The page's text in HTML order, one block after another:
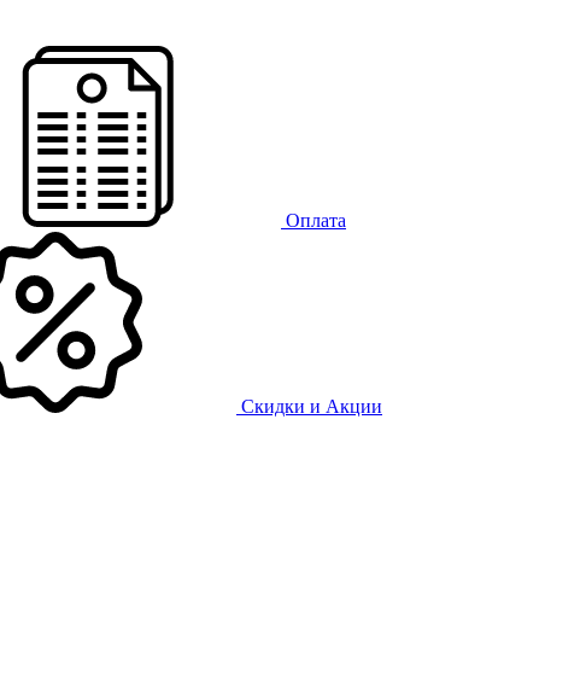
Оплата
Скидки и Акции